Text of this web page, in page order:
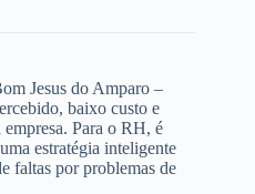
Jesus do Amparo –
baixo custo e
Para o RH, é
estratégia inteligente
faltas por problemas de